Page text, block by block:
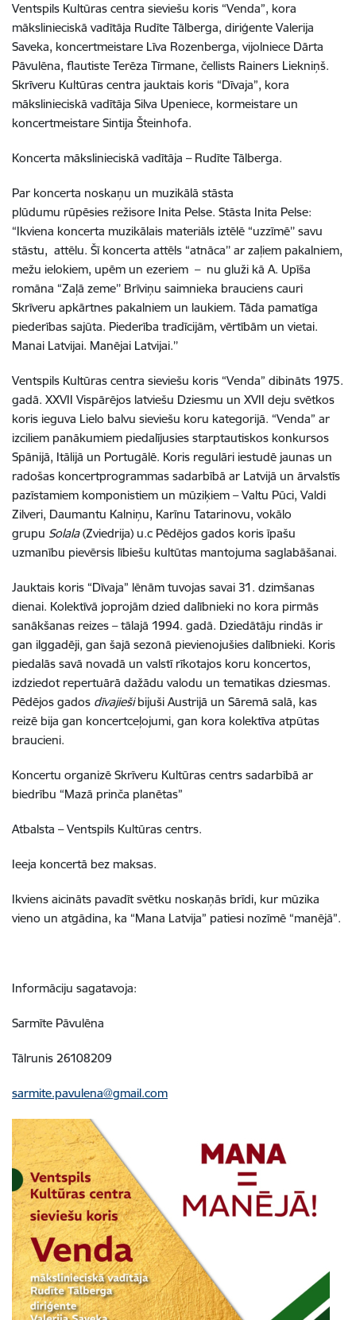
Ventspils Kultūras centra sieviešu koris “Venda”, kora
mākslinieciskā vadītāja Rudīte Tālberga, diriģente Valerija
Saveka, koncertmeistare Līva Rozenberga, vijolniece Dārta
Pāvulēna, flautiste Terēza Tīrmane, čellists Rainers Liekniņš.
Skrīveru Kultūras centra jauktais koris “Dīvaja”, kora
mākslinieciskā vadītāja Silva Upeniece, kormeistare un
koncertmeistare Sintija Šteinhofa.
Koncerta mākslinieciskā vadītāja – Rudīte Tālberga.
Par koncerta noskaņu un muzikālā stāsta
plūdumu rūpēsies režisore Inita Pelse. Stāsta Inita Pelse:
“Ikviena koncerta muzikālais materiāls iztēlē “uzzīmē’’ savu
stāstu, attēlu. Šī koncerta attēls “atnāca’’ ar zaļiem pakalniem,
mežu ielokiem, upēm un ezeriem – nu gluži kā A. Upīša
romāna “Zaļā zeme’’ Brīviņu saimnieka brauciens cauri
Skrīveru apkārtnes pakalniem un laukiem. Tāda pamatīga
piederības sajūta. Piederība tradīcijām, vērtībām un vietai.
Manai Latvijai. Manējai Latvijai.’’
Ventspils Kultūras centra sieviešu koris “Venda” dibināts 1975.
gadā. XXVII Vispārējos latviešu Dziesmu un XVII deju svētkos
koris ieguva Lielo balvu sieviešu koru kategorijā. “Venda” ar
izciliem panākumiem piedalījusies starptautiskos konkursos
Spānijā, Itālijā un Portugālē. Koris regulāri iestudē jaunas un
radošas koncertprogrammas sadarbībā ar Latvijā un ārvalstīs
pazīstamiem komponistiem un mūziķiem – Valtu Pūci, Valdi
Zilveri, Daumantu Kalniņu, Karīnu Tatarinovu, vokālo
grupu Solala(Zviedrija) u.c Pēdējos gados koris īpašu
uzmanību pievērsis lībiešu kultūtas mantojuma saglabāšanai.
Jauktais koris “Dīvaja” lēnām tuvojas savai 31. dzimšanas
dienai. Kolektīvā joprojām dzied dalībnieki no kora pirmās
sanākšanas reizes – tālajā 1994. gadā. Dziedātāju rindās ir
gan ilggadēji, gan šajā sezonā pievienojušies dalībnieki. Koris
piedalās savā novadā un valstī rīkotajos koru koncertos,
izdziedot repertuārā dažādu valodu un tematikas dziesmas.
Pēdējos gados dīvajiešibijuši Austrijā un Sāremā salā, kas
reizē bija gan koncertceļojumi, gan kora kolektīva atpūtas
braucieni.
Koncertu organizē Skrīveru Kultūras centrs sadarbībā ar
biedrību “Mazā prinča planētas”
Atbalsta – Ventspils Kultūras centrs.
Ieeja koncertā bez maksas.
Ikviens aicināts pavadīt svētku noskaņās brīdi, kur mūzika
vieno un atgādina, ka “Mana Latvija” patiesi nozīmē “manējā”.
Informāciju sagatavoja:
Sarmīte Pāvulēna
Tālrunis 26108209
sarmite.pavulena@gmail.com